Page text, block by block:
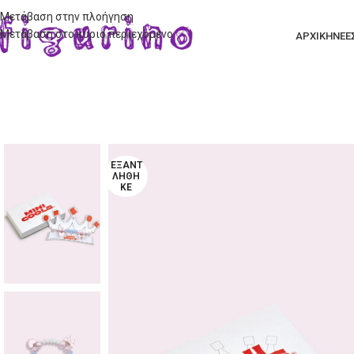
Μετάβαση στην πλοήγηση
Μετάβαση στο κύριο περιεχόμενο
ΑΡΧΙΚΗ
ΕΞΑΝΤ
ΛΉΘΗ
ΚΕ